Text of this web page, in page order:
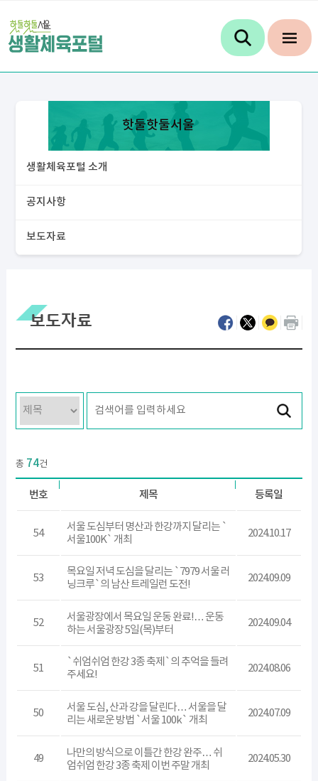
핫둘핫둘서울
생활체육포털 소개
공지사항
보도자료
보도자료
총 74건
번호 제목 등록일
54
서울 도심부터 명산과 한강까지 달리는 `
서울100K` 개최
2024.10.17
53
목요일 저녁 도심을 달리는 `7979 서울 러
닝크루`의 남산 트레일런 도전!
2024.09.09
52
서울광장에서 목요일 운동 완료!… 운동
하는 서울광장 5일(목)부터
2024.09.04
51
`쉬엄쉬엄 한강 3종 축제`의 추억을 들려
주세요!
2024.08.06
50
서울 도심, 산과 강을 달린다… 서울을 달
리는 새로운 방법 `서울 100k` 개최
2024.07.09
49
나만의 방식으로 이틀간 한강 완주… 쉬
엄쉬엄 한강 3종 축제 이번 주말 개최
2024.05.30